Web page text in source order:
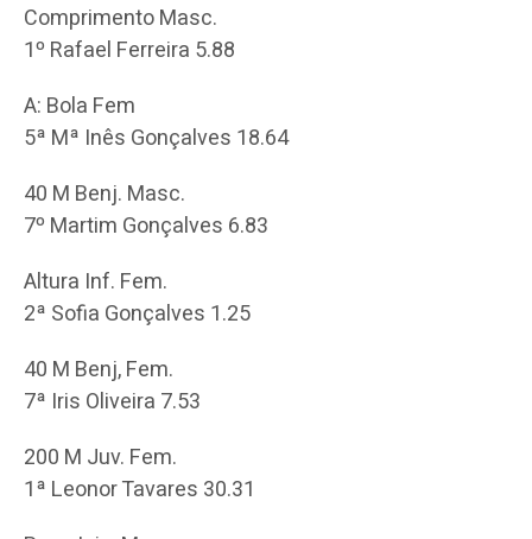
Comprimento Masc.
1º Rafael Ferreira 5.88
A: Bola Fem
5ª Mª Inês Gonçalves 18.64
40 M Benj. Masc.
7º Martim Gonçalves 6.83
Altura Inf. Fem.
2ª Sofia Gonçalves 1.25
40 M Benj, Fem.
7ª Iris Oliveira 7.53
200 M Juv. Fem.
1ª Leonor Tavares 30.31